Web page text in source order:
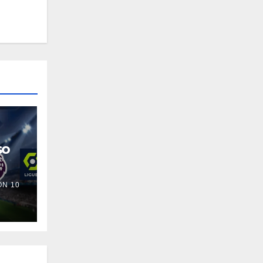
10